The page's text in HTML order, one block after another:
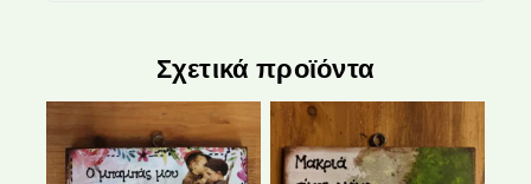
Σχετικά προϊόντα